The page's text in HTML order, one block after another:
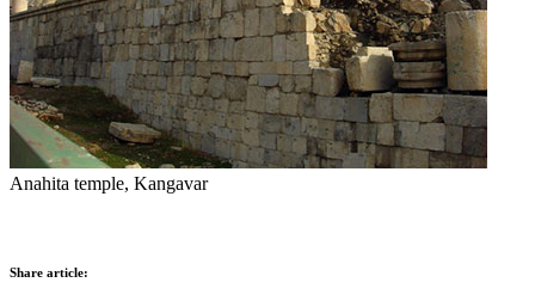
Anahita temple, Kangavar
Share article: